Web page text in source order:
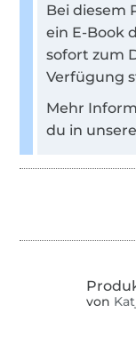
Bei diesem
ein E-Book
sofort zum
Verfügung
Mehr
du in
von